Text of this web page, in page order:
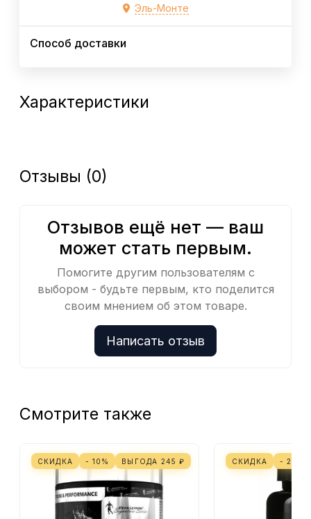
Эль-Монте
Способ доставки
Характеристики
Отзывы (0)
Отзывов ещё нет — ваш
может стать первым.
Помогите другим пользователям с
выбором - будьте первым, кто поделится
своим мнением об этом товаре.
Написать отзыв
Смотрите также
СКИДКА - 10% ВЫГОДА 245 ₽ СКИДКА - 25%